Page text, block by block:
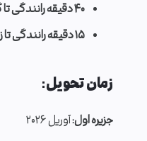
۴۰ دقیقه رانندگی تا گیرنه
۱۵ دقیقه رانندگی تا زمین گلف
زمان تحویل:
جزیره اول:آوریل ۲۰۲۶